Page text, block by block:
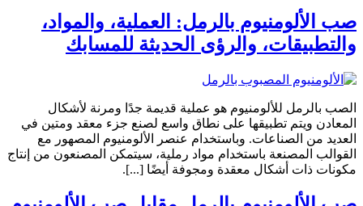
صب الألومنيوم بالرمل: العملية، والمواد،
والتطبيقات، والرؤى الحديثة للمسابك
الصب بالرمل للألومنيوم هو عملية قديمة جدًا ومرنة لأشكال
المعادن ويتم تطبيقها على نطاق واسع لصنع جزء معقد ومتين في
العديد من الصناعات. وباستخدام عنصر الألومنيوم المصهور مع
القوالب المصنعة باستخدام مواد رملية، سيتمكن المصنعون من إنتاج
مكونات ذات أشكال معقدة ومجوفة أيضًا [...].